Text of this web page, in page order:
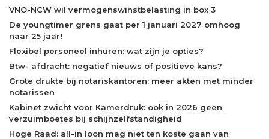
VNO-NCW wil vermogenswinstbelasting in box 3
De youngtimer grens gaat per 1 januari 2027 omhoog
naar 25 jaar!
Flexibel personeel inhuren: wat zijn je opties?
Btw- afdracht: negatief nieuws of positieve kans?
Grote drukte bij notariskantoren: meer akten met minder
notarissen
Kabinet zwicht voor Kamerdruk: ook in 2026 geen
verzuimboetes bij schijnzelfstandigheid
Hoge Raad: all-in loon mag niet ten koste gaan van